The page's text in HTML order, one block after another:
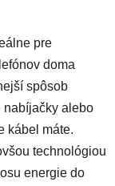
pre
doma
spôsob
nabíjačky alebo
kábel máte.
technológiou
energie do